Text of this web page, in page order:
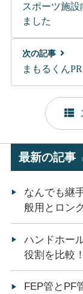
スポーツ施
ました
次の記事
まもるくん
最新の記事
なんでも継
般用とロン
ハンドホー
役割を比較
FEP管とPF